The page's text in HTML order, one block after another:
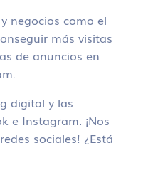
negocios como el
más visitas
de anuncios en
digital y las
e Instagram. ¡Nos
sociales! ¿Está